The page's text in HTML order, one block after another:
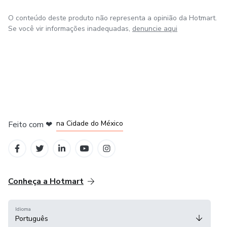
O conteúdo deste produto não representa a opinião da Hotmart.
Se você vir informações inadequadas, denuncie aqui
Feito com ❤ na Cidade do México
Conheça a Hotmart
Idioma
Português